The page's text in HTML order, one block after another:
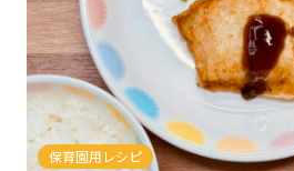
保育園用レシピ